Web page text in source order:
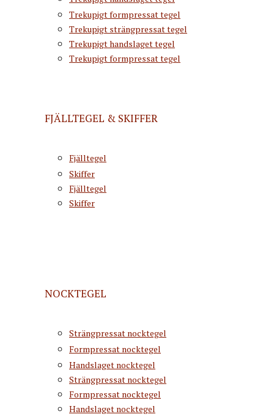
Trekupigt formpressat tegel
Trekupigt strängpressat tegel
Trekupigt handslaget tegel
Trekupigt formpressat tegel
FJÄLLTEGEL & SKIFFER
Fjälltegel
Skiffer
Fjälltegel
Skiffer
NOCKTEGEL
Strängpressat nocktegel
Formpressat nocktegel
Handslaget nocktegel
Strängpressat nocktegel
Formpressat nocktegel
Handslaget nocktegel